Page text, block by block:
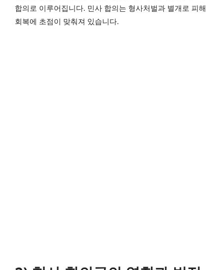
합의로 이루어집니다. 민사 합의는 형사처벌과 별개로 피해
회복에 초점이 맞춰져 있습니다.